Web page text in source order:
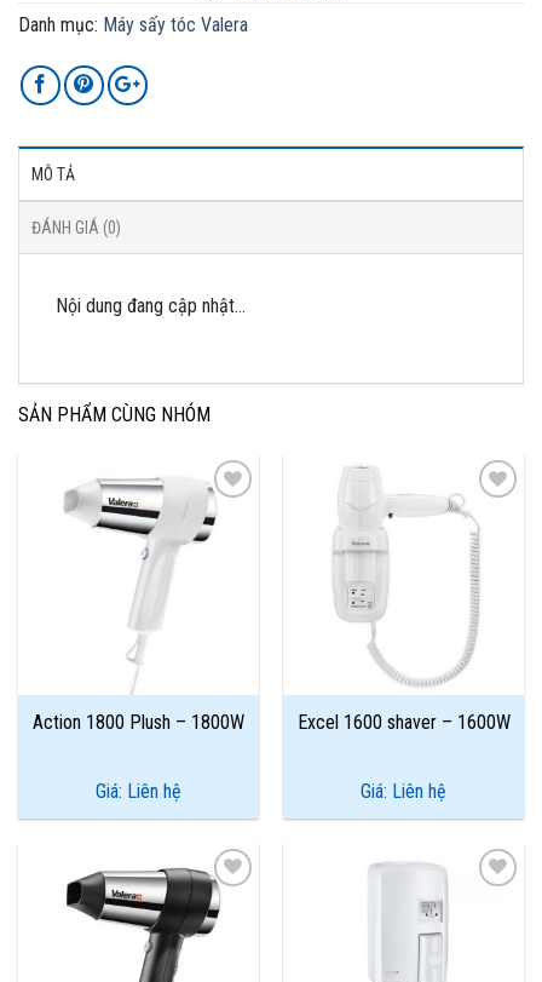
Danh mục: Máy sấy tóc Valera
MÔ TẢ
ĐÁNH GIÁ (0)
Nội dung đang cập nhật…
SẢN PHẨM CÙNG NHÓM
Action 1800 Plush – 1800W
Giá: Liên hệ
Add to
Wishlist
Excel 1600 shaver – 1600W
Giá: Liên hệ